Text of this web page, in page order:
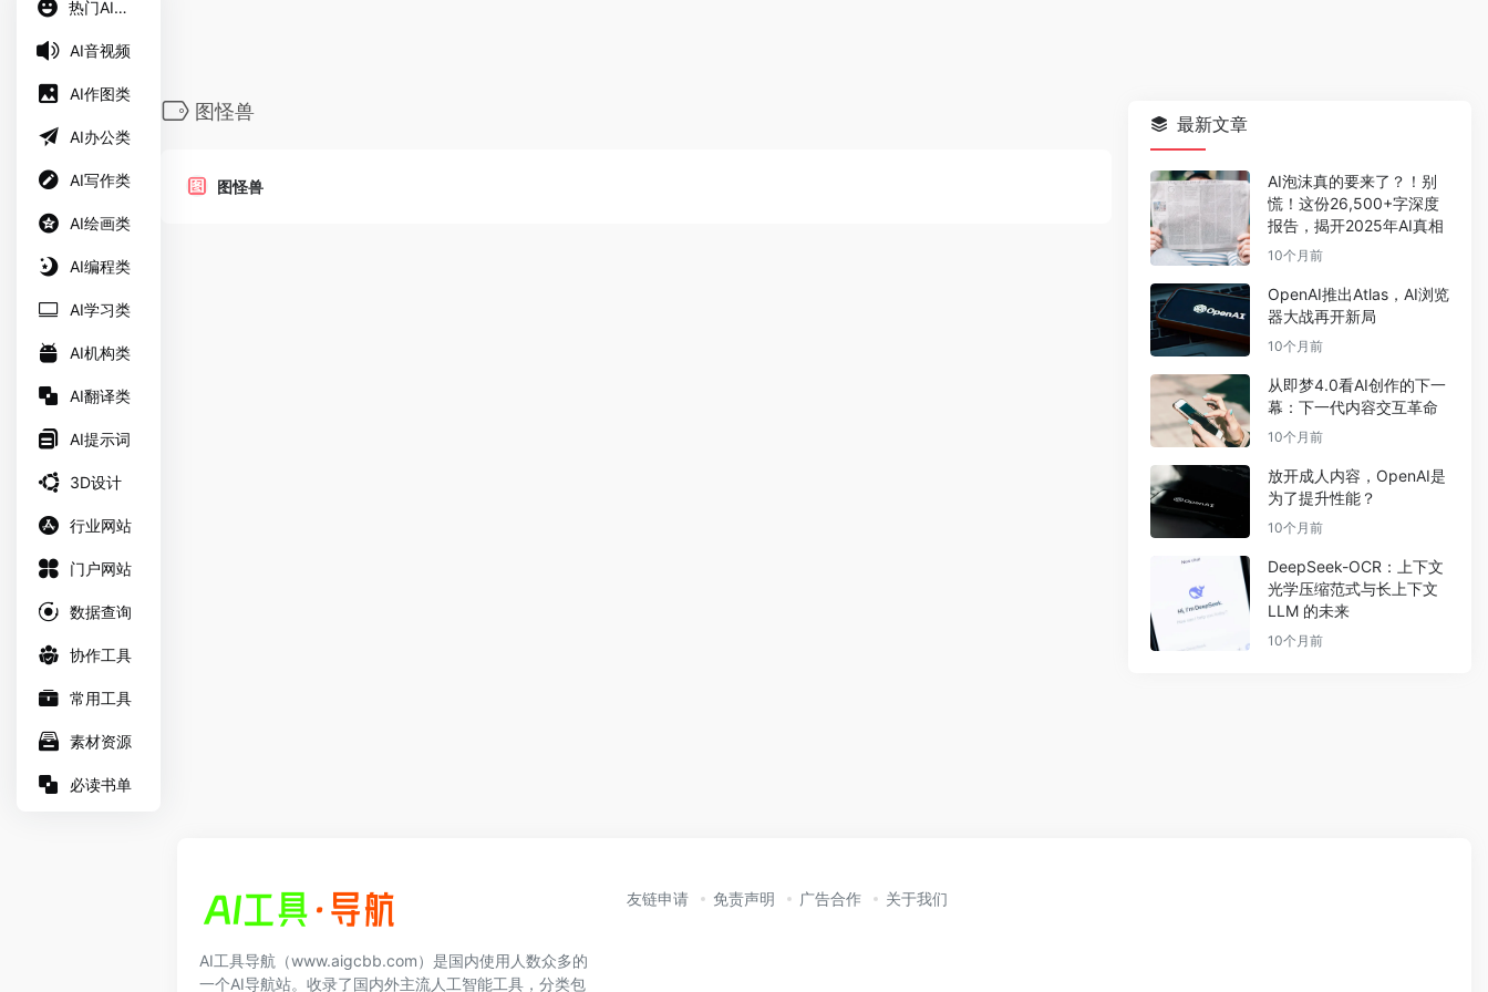
热门AI工具
AI音视频
AI作图类
AI办公类
AI写作类
AI绘画类
AI编程类
AI学习类
AI机构类
AI翻译类
AI提示词
3D设计
行业网站
门户网站
数据查询
协作工具
常用工具
素材资源
必读书单
图怪兽
图怪兽
最新文章
AI泡沫真的要来了？！别
慌！这份26,500+字深度
报告，揭开2025年AI真相
10个月前
OpenAI推出Atlas，AI浏览
器大战再开新局
10个月前
从即梦4.0看AI创作的下一
幕：下一代内容交互革命
10个月前
放开成人内容，OpenAI是
为了提升性能？
10个月前
DeepSeek-OCR：上下文
光学压缩范式与长上下文
LLM 的未来
10个月前
AI工具导航（www.aigcbb.com）是国内使用人数众多的
一个AI导航站。收录了国内外主流人工智能工具，分类包
友链申请 免责声明 广告合作 关于我们